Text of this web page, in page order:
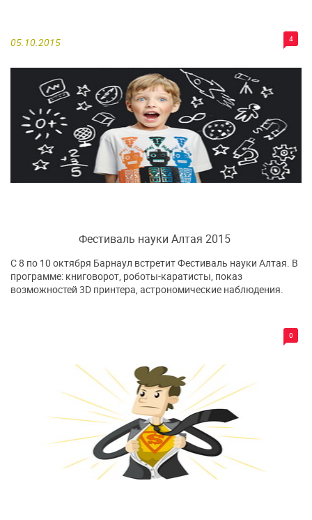
05.10.2015 4
Фестиваль науки Алтая 2015
0
С 8 по 10 октября Барнаул встретит Фестиваль науки Алтая. В
программе: книговорот, роботы-каратисты, показ
возможностей 3D принтера, астрономические наблюдения.